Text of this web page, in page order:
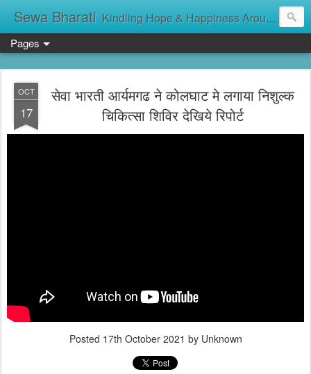
Sewa Bharati Kindling Hope & Happiness Around सेवा भारती சேவாபாரதி సేవా భారతి സേവാഭാരതി સેવા ભારતી সেবা ভাঁরাটি
Pages
OCT
17
सेवा भारती आर्यमगढ ने कोलघाट मे लगाया निशुल्क
चिकित्सा शिविर देखिये रिपोर्ट
Posted 17th October 2021 by Unknown